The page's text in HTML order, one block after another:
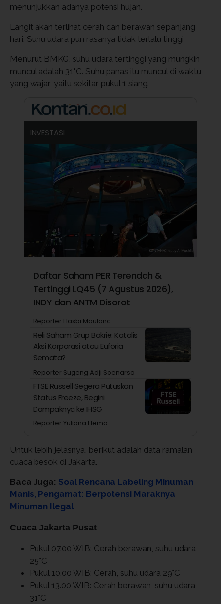
menunjukkan adanya potensi hujan.
Langit akan terlihat cerah dan berawan sepanjang
hari. Suhu udara pun rasanya tidak terlalu tinggi.
Menurut BMKG, suhu udara tertinggi yang mungkin
muncul adalah 31°C. Suhu panas itu muncul di waktu
yang wajar, yaitu sekitar pukul 1 siang.
INVESTASI
Daftar Saham PER Terendah &
Tertinggi LQ45 (7 Agustus 2026),
INDY dan ANTM Disorot
Reporter Hasbi Maulana
Reli Saham Grup Bakrie: Katalis
Aksi Korporasi atau Euforia
Semata?
Reporter Sugeng Adji Soenarso
FTSE Russell Segera Putuskan
Status Freeze, Begini
Dampaknya ke IHSG
Reporter Yuliana Hema
Untuk lebih jelasnya, berikut adalah data ramalan
cuaca besok di Jakarta.
Baca Juga: Soal Rencana Labeling Minuman
Manis, Pengamat: Berpotensi Maraknya
Minuman Ilegal
Cuaca Jakarta Pusat
Pukul 07.00 WIB: Cerah berawan, suhu udara
25°C
Pukul 10.00 WIB: Cerah, suhu udara 29°C
Pukul 13.00 WIB: Cerah berawan, suhu udara
31°C